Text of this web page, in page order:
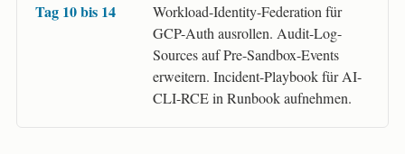
Tag 10 bis 14
Workload-Identity-Federation für
GCP-Auth ausrollen. Audit-Log-
Sources auf Pre-Sandbox-Events
erweitern. Incident-Playbook für AI-
CLI-RCE in Runbook aufnehmen.